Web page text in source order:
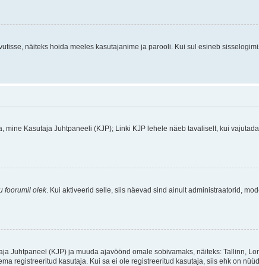
näiteks hoida meeles kasutajanime ja parooli. Kui sul esineb
Kasutaja Juhtpaneeli (KJP); Linki KJP lehele näeb tavaliselt, kui
foorumil olek. Kui aktiveerid selle, siis näevad sind ainult administraatorid,
(KJP) ja muuda ajavöönd omale sobivamaks, näiteks: Tallinn,
registreeritud kasutaja. Kui sa ei ole registreeritud kasutaja, siis ehk on